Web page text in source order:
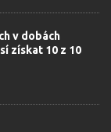
v dobách
získat 10 z 10